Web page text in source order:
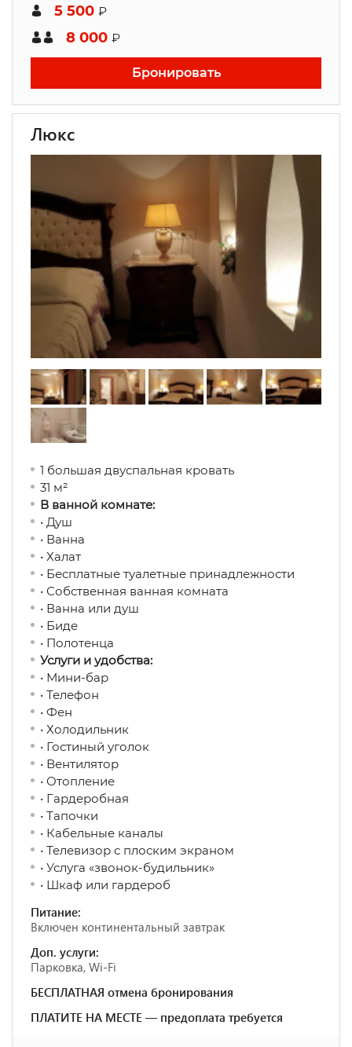
5 500 ₽
8 000 ₽
Бронировать
Люкс
1 большая двуспальная кровать
31 м²
В ванной комнате:
• Душ
• Ванна
• Халат
• Бесплатные туалетные принадлежности
• Собственная ванная комната
• Ванна или душ
• Биде
• Полотенца
Услуги и удобства:
• Мини-бар
• Телефон
• Фен
• Холодильник
• Гостиный уголок
• Вентилятор
• Отопление
• Гардеробная
• Тапочки
• Кабельные каналы
• Телевизор с плоским экраном
• Услуга «звонок-будильник»
• Шкаф или гардероб
Питание:
Включен континентальный завтрак
Доп. услуги:
Парковка, Wi-Fi
БЕСПЛАТНАЯ отмена бронирования
ПЛАТИТЕ НА МЕСТЕ — предоплата требуется